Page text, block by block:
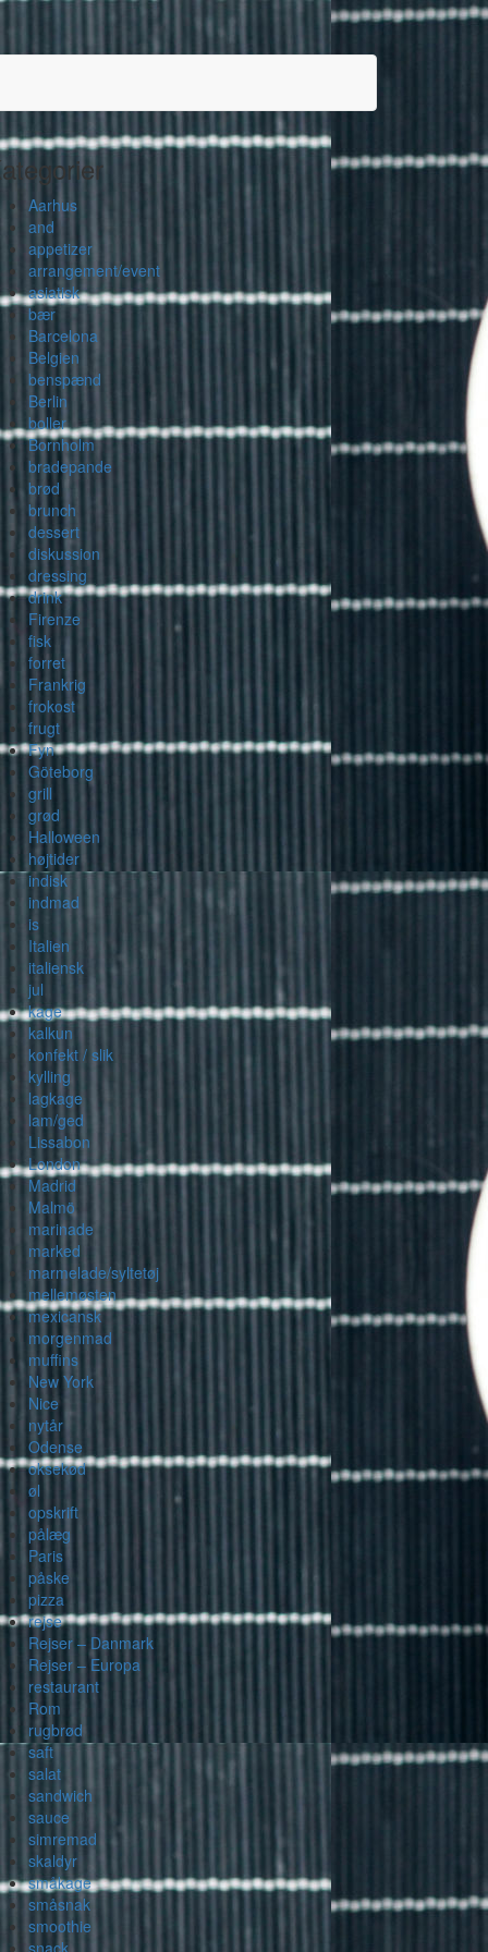
Aarhus
and
appetizer
arrangement/event
asiatisk
bær
Barcelona
Belgien
benspænd
Berlin
boller
Bornholm
bradepande
brød
brunch
dessert
diskussion
dressing
drink
Firenze
fisk
forret
Frankrig
frokost
frugt
Fyn
Göteborg
grill
grød
Halloween
højtider
indisk
indmad
is
Italien
italiensk
jul
kage
kalkun
konfekt / slik
kylling
lagkage
lam/ged
Lissabon
London
Madrid
Malmö
marinade
marked
marmelade/syltetøj
mellemøsten
mexicansk
morgenmad
muffins
New York
Nice
nytår
Odense
oksekød
øl
opskrift
pålæg
Paris
påske
pizza
rejse
Rejser – Danmark
Rejser – Europa
restaurant
Rom
rugbrød
saft
salat
sandwich
sauce
simremad
skaldyr
småkage
småsnak
smoothie
snack